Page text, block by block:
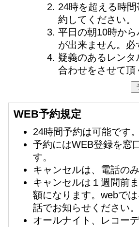
24時を超える時
約してください。
平日の朝10時か
が出来ません。
疑義のあるレン
合わせをさせて頂
WEB予約規定
24時間予約は可能です。
予約にはWEB登録を窓
す。
キャンセルは、電話の
キャンセルは１週間前
額になります。webで
話でお知らせください。
オールナイト、レコー